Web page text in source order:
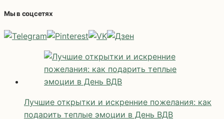
Мы в соцсетях
Лучшие открытки и искренние пожелания: как
подарить теплые эмоции в День ВДВ